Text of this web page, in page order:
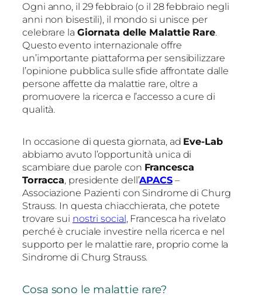
Ogni anno, il 29 febbraio (o il 28 febbraio negli
anni non bisestili), il mondo si unisce per
celebrare la Giornata delle Malattie Rare.
Questo evento internazionale offre
un’importante piattaforma per sensibilizzare
l’opinione pubblica sulle sfide affrontate dalle
persone affette da malattie rare, oltre a
promuovere la ricerca e l’accesso a cure di
qualità.
In occasione di questa giornata, ad Eve-Lab
abbiamo avuto l’opportunità unica di
scambiare due parole con Francesca
Torracca, presidente dell’APACS–
Associazione Pazienti con Sindrome di Churg
Strauss. In questa chiacchierata, che potete
trovare sui nostri social, Francesca ha rivelato
perché è cruciale investire nella ricerca e nel
supporto per le malattie rare, proprio come la
Sindrome di Churg Strauss.
Cosa sono le malattie rare?